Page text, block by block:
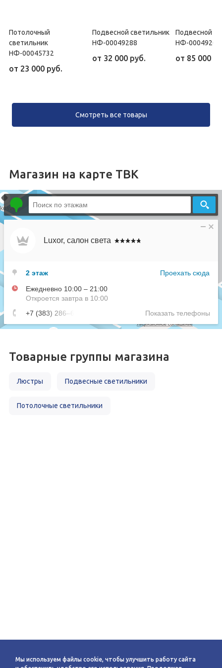
Потолочный
светильник
НФ-00045732
от 23 000 руб.
Подвесной светильник
НФ-00049288
от 32 000 руб.
Подвесной
НФ-00049205
от 85 000
Смотреть все товары
Магазин на карте ТВК
Товарные группы магазина
Люстры Подвесные светильники
Потолочные светильники
Мы используем файлы cookie, чтобы улучшить работу сайта